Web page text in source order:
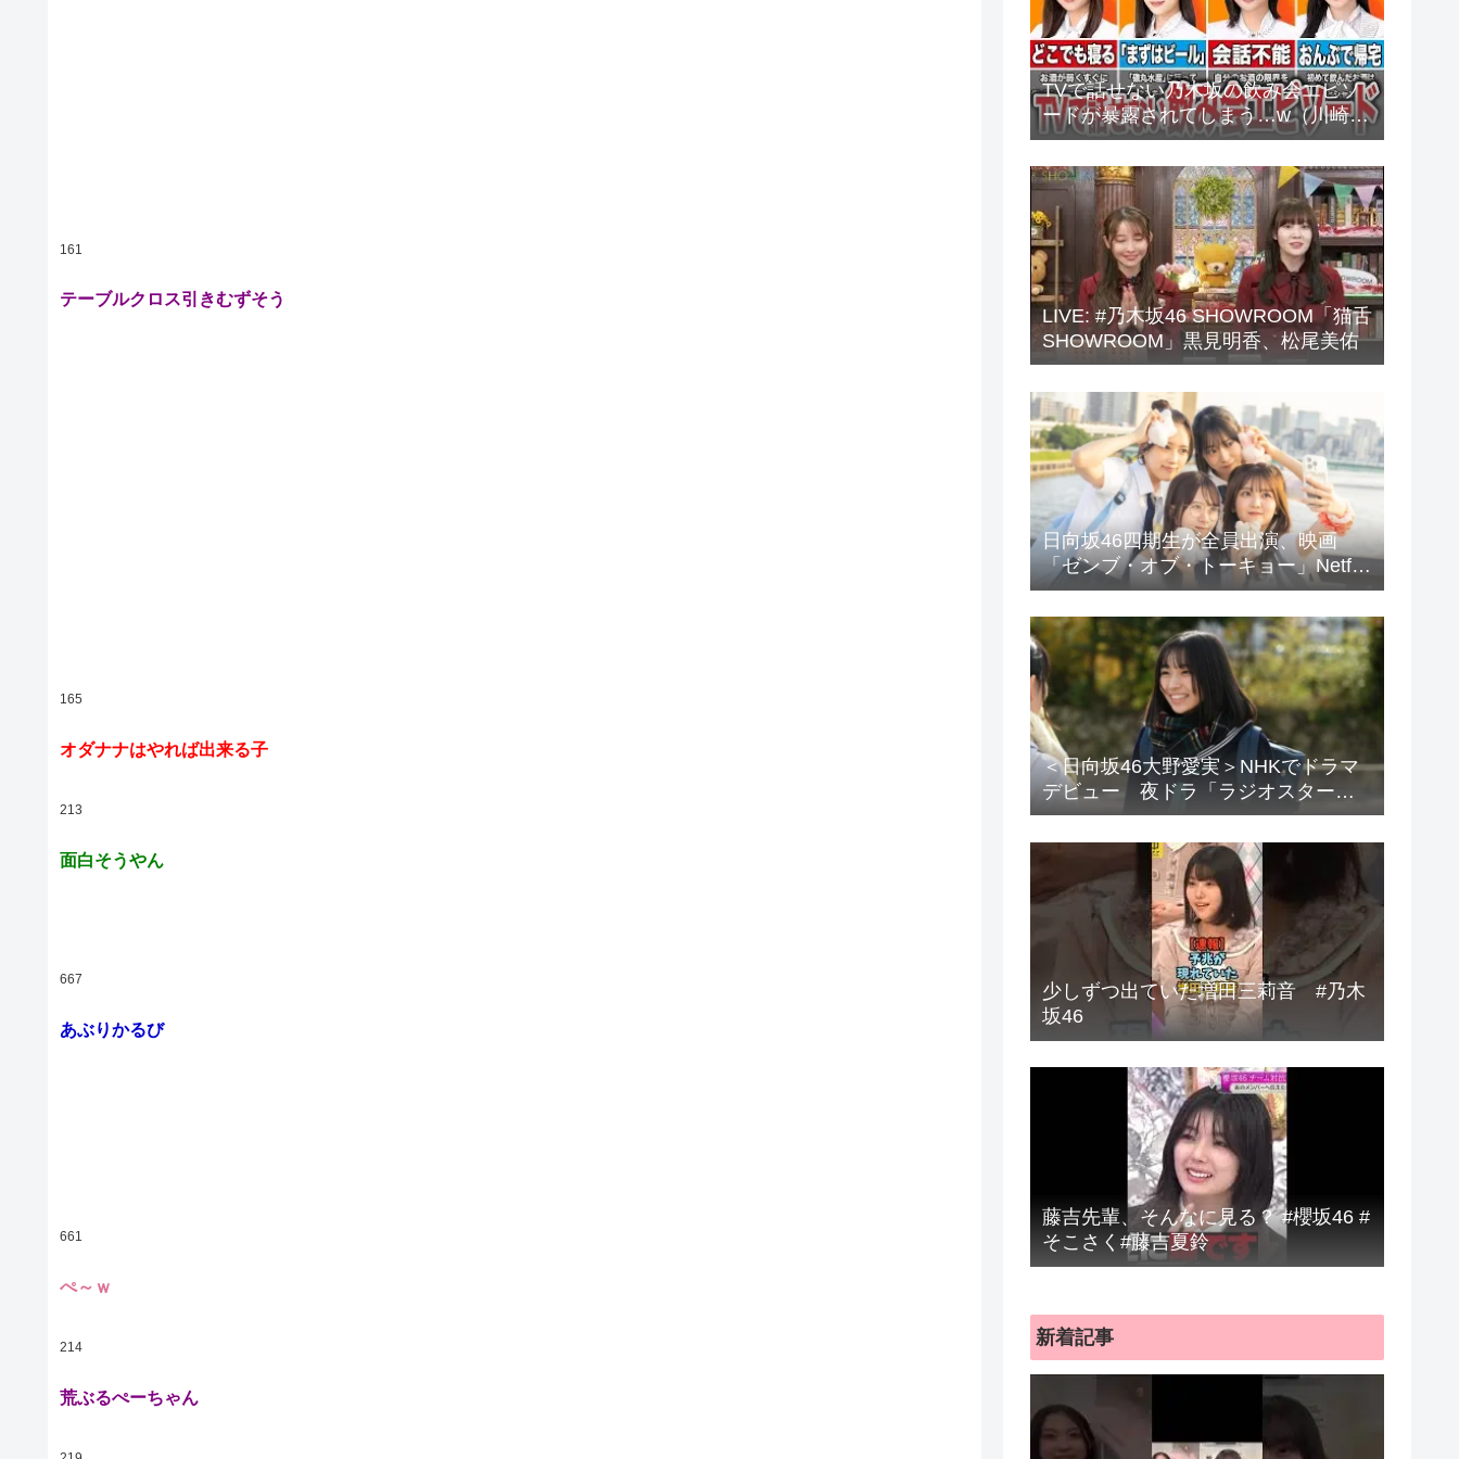
161
テーブルクロス引きむずそう
165
オダナナはやれば出来る子
213
面白そうやん
667
あぶりかるび
661
ぺ～ｗ
214
荒ぶるぺーちゃん
TVで話せない乃木坂の飲み会エピソ
ードが暴露されてしまう…w（川崎
桜、中西アルノ、梅澤美波、山下美
月、他）
LIVE: #乃木坂46 SHOWROOM「猫舌
SHOWROOM」黒見明香、松尾美佑
日向坂46四期生が全員出演、映画
「ゼンブ・オブ・トーキョー」Netflix
で配信
＜日向坂46大野愛実＞NHKでドラマ
デビュー 夜ドラ「ラジオスター」
登場に「かわいさハンパない」「演
技上手じゃん！」の声
少しずつ出ていた増田三莉音 #乃木
坂46
藤吉先輩、そんなに見る？ #櫻坂46 #
そこさく#藤吉夏鈴
新着記事